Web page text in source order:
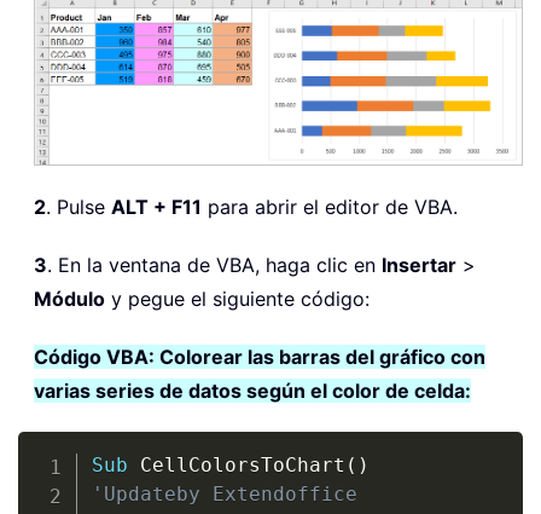
2. Pulse ALT + F11 para abrir el editor de VBA.
3. En la ventana de VBA, haga clic en Insertar >
Módulo y pegue el siguiente código:
Código VBA: Colorear las barras del gráfico con
varias series de datos según el color de celda:
Sub CellColorsToChart ( )
'Updateby Extendoffice